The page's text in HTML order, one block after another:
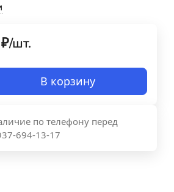
₽/шт.
В корзину
по телефону перед
694-13-17